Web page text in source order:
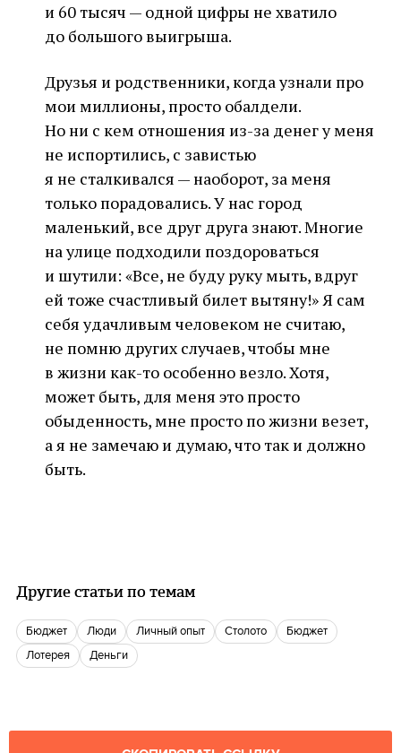
и 60 тысяч — одной цифры не хватило
до большого выигрыша.
Друзья и родственники, когда узнали про
мои миллионы, просто обалдели.
Но ни с кем отношения из-за денег у меня
не испортились, с завистью
я не сталкивался — наоборот, за меня
только порадовались. У нас город
маленький, все друг друга знают. Многие
на улице подходили поздороваться
и шутили: «Все, не буду руку мыть, вдруг
ей тоже счастливый билет вытяну!» Я сам
себя удачливым человеком не считаю,
не помню других случаев, чтобы мне
в жизни как-то особенно везло. Хотя,
может быть, для меня это просто
обыденность, мне просто по жизни везет,
а я не замечаю и думаю, что так и должно
быть.
Другие статьи по темам
Бюджет люди Личный опыт столото
Бюджет
Лотерея
деньги